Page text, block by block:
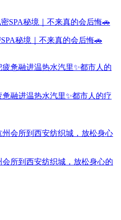
秘境｜不来真的会后悔🚗
融进温热水汽里✨都市人的疗
所到西安纺织城，放松身心的